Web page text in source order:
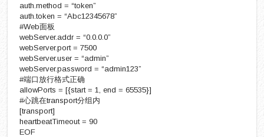
auth.method = “token”
auth.token = “Abc12345678”
#Web面板
webServer.addr = “0.0.0.0”
webServer.port = 7500
webServer.user = “admin”
webServer.password = “admin123”
#端口放行格式正确
allowPorts = [{start = 1, end = 65535}]
#心跳在transport分组内
[transport]
heartbeatTimeout = 90
EOF